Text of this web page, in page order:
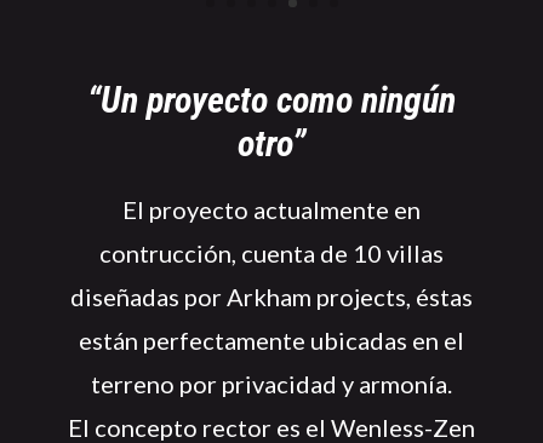
“Un proyecto como ningún
otro”
El proyecto actualmente en
contrucción, cuenta de 10 villas
diseñadas por Arkham projects, éstas
están perfectamente ubicadas en el
terreno por privacidad y armonía.
El concepto rector es el Wenless-Zen